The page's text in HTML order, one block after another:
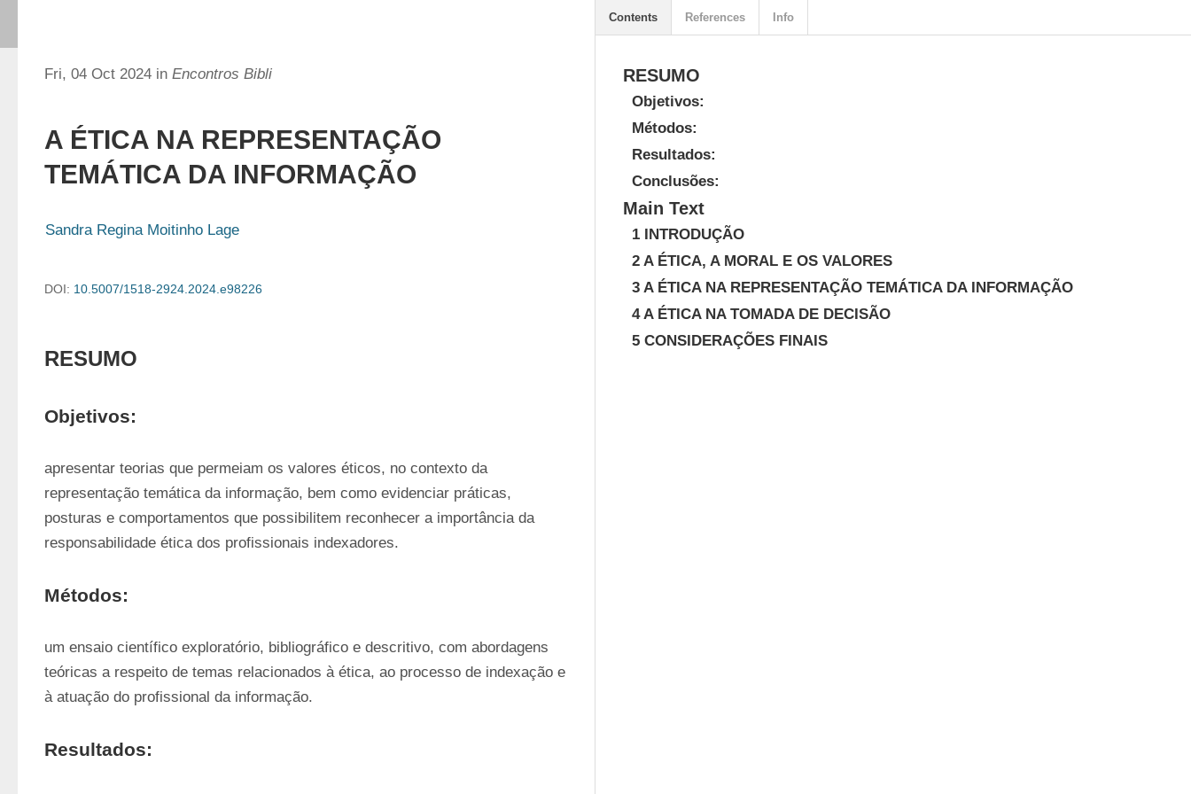
Fri, 04 Oct 2024 in Encontros Bibli
A ÉTICA NA REPRESENTAÇÃO
TEMÁTICA DA INFORMAÇÃO
Sandra Regina Moitinho Lage
DOI: 10.5007/1518-2924.2024.e98226
RESUMO
Objetivos:
apresentar teorias que permeiam os valores éticos, no contexto da
representação temática da informação, bem como evidenciar práticas,
posturas e comportamentos que possibilitem reconhecer a importância da
responsabilidade ética dos profissionais indexadores.
Métodos:
um ensaio científico exploratório, bibliográfico e descritivo, com abordagens
teóricas a respeito de temas relacionados à ética, ao processo de indexação e
à atuação do profissional da informação.
Resultados:
RESUMO
Objetivos:
Métodos:
Resultados:
Conclusões:
Main Text
1 INTRODUÇÃO
2 A ÉTICA, A MORAL E OS VALORES
3 A ÉTICA NA REPRESENTAÇÃO TEMÁTICA DA INFORMAÇÃO
4 A ÉTICA NA TOMADA DE DECISÃO
5 CONSIDERAÇÕES FINAIS
Contents References Info